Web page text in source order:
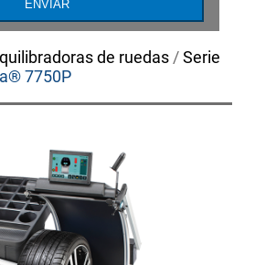
de ruedas/Serie
7750P